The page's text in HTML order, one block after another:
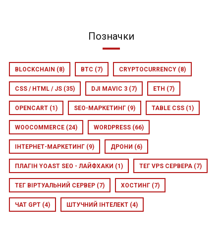
Позначки
BLOCKCHAIN (8) BTC (7) CRYPTOCURRENCY (8)
CSS / HTML / JS (35) DJI MAVIC 3 (7) ETH (7)
OPENCART (1) SEO-МАРКЕТИНГ (9) TABLE CSS (1)
WOOCOMMERCE (24) WORDPRESS (66)
ІНТЕРНЕТ-МАРКЕТИНГ (9) ДРОНИ (6)
ПЛАГІН YOAST SEO - ЛАЙФХАКИ (1) ТЕГ VPS СЕРВЕРА (7)
ТЕГ ВІРТУАЛЬНИЙ СЕРВЕР (7) ХОСТИНГ (7)
ЧАТ GPT (4) ШТУЧНИЙ ІНТЕЛЕКТ (4)